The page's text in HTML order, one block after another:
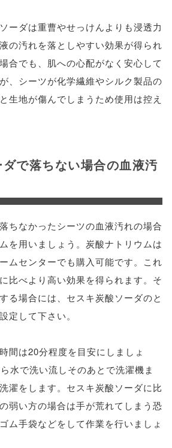
ーダは重曹やせっけんよりも浸透力
の汚れを落としやすい効果が得られ
合でも、肌への心配がなく安心して
、シーツが化学繊維やシルク製品の
生地が傷んでしまうため使用は控え
で落ちない場合の血液汚
ちなかったシーツの血液汚れの場合
を用いましょう。炭酸ナトリウムは
ムセンターでも購入可能です。これ
比べより高い効果を得られます。そ
る場合には、セスキ炭酸ソーダのと
定して下さい。
間は20分程度を目安にしましょ
水で洗い流しそのあとで洗濯機ま
濯をします。セスキ炭酸ソーダに比
弱い方の場合は手が荒れてしまう恐
ム手袋などをして作業を行いましょ